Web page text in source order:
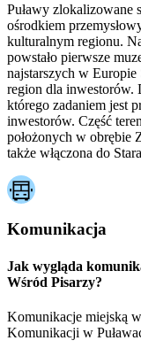
Puławy zlokalizowane
ośrodkiem
kulturalnym regionu.
powstało pierwsze
najstarszych w
region dla inwestorów.
którego zadaniem jest
inwestorów. Część
położonych w obrębie
także włączona do
Komunikacja
Jak wygląda
Wśród Pisarzy?
Komunikacje miejską
Komunikacji w